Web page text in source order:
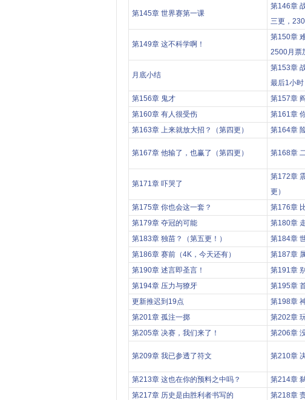
第145章 世界赛第一课
第146章
三更，
第149章 这不科学啊！
第150章
2500月票
月底小结
第153章
最后1小时
第156章 鬼才 第157章
第160章 有人很受伤
第161章
第163章 上来就放大招？（第四更）
第164章
第167章 他输了，也赢了（第四更） 第168章
第171章 吓哭了
第172章
更）
第175章 你也会这一套？ 第176章
第179章 夺冠的可能
第180章
第183章 独苗？（第五更！）
第184章
第186章 赛前（4K，今天还有）
第187章
第190章 述言即圣言！
第191章
第194章 压力与獠牙
第195章
更新推迟到19点
第198章
第201章 孤注一掷
第202章
第205章 决赛，我们来了！
第206章
第209章 我已参透了符文 第210章
第213章 这也在你的预料之中吗？ 第214章
第217章 历史是由胜利者书写的
第218章